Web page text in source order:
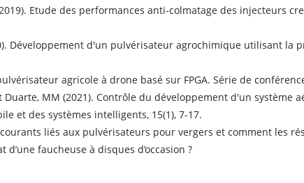
(2019). Etude des performances anti-colmatage des
Développement d'un pulvérisateur agrochimique utilisant
agricole à drone basé sur FPGA. Série de
et Duarte, MM (2021). Contrôle du développement d'un
et des systèmes intelligents, 15(1), 7-17.
liés aux pulvérisateurs pour vergers et comment les
d’une faucheuse à disques d’occasion ?